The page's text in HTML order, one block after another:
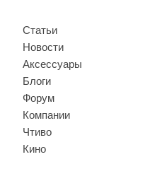
Статьи
Новости
Аксессуары
Блоги
Форум
Компании
Чтиво
Кино